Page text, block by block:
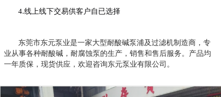
4.线上线下交易供客户自已选择
东莞市东元泵业是一家大型耐酸碱泵浦及过滤机制造商，专
业从事各种耐酸碱，耐腐蚀泵的生产，销售和售后服务。产品均
一年质保，现货供应，欢迎咨询东元泵业有限公司 。